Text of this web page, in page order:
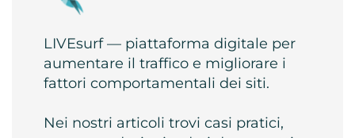
LIVEsurf — piattaforma digitale per
aumentare il traffico e migliorare i
fattori comportamentali dei siti.
Nei nostri articoli trovi casi pratici,